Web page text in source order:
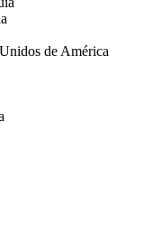
de América